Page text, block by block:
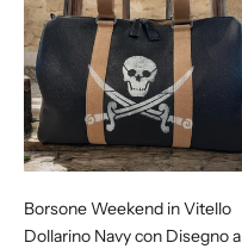
Borsone Weekend in Vitello
Dollarino Navy con Disegno a